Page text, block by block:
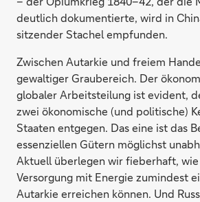
deutlich dokumentierte, wird in
sitzender Stachel empfunden.
Zwischen Autarkie und freiem
gewaltiger Graubereich. Der
globaler Arbeitsteilung ist evident,
zwei ökonomische (und politische)
Staaten entgegen. Das eine ist das
essenziellen Gütern möglichst
Aktuell überlegen wir fieberhaft,
Versorgung mit Energie zumindest
Autarkie erreichen können. Und